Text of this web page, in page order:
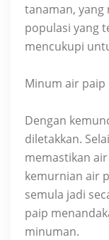
tanaman, yang
populasi yang
mencukupi
Minum air paip
Dengan
diletakkan.
memastikan
kemurnian air
semula jadi
paip
minuman.